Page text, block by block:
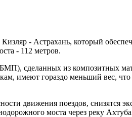
- Астрахань, который
- 112 метров.
сделанных из композитных
имеют гораздо меньший вес,
движения поездов, снизятся
моста через реку